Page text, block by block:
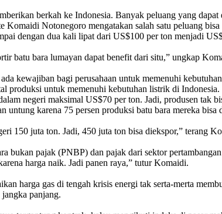
berkah ke Indonesia. Banyak peluang yang
Komaidi Notonegoro mengatakan salah satu peluang
dengan dua kali lipat dari US$100 per ton menjadi
batu bara lumayan dapat benefit dari situ,” ungkap
kewajiban bagi perusahaan untuk memenuhi
produksi untuk memenuhi kebutuhan listrik di
negeri maksimal US$70 per ton. Jadi, produsen tak
karena 75 persen produksi batu bara mereka bisa
150 juta ton. Jadi, 450 juta ton bisa diekspor,” terang
bukan pajak (PNBP) dan pajak dari sektor
harga naik. Jadi panen raya,” tutur Komaidi.
harga gas di tengah krisis energi tak serta-merta
panjang.